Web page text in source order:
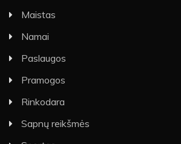
Maistas
Namai
Paslaugos
Pramogos
Rinkodara
Sapnų reikšmės